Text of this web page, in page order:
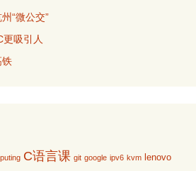
“微公交”
吸引人
铁
C语言课 git google ipv6 kvm lenovo